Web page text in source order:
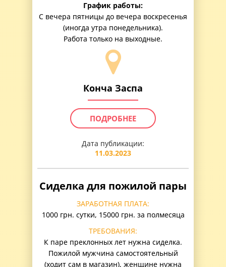
График работы:
С вечера пятницы до вечера воскресенья
(иногда утра понедельника).
Работа только на выходные.
Конча Заспа
ПОДРОБНЕЕ
Дата публикации:
11.03.2023
Сиделка для пожилой пары
ЗАРАБОТНАЯ ПЛАТА:
1000 грн. сутки, 15000 грн. за полмесяца
ТРЕБОВАНИЯ:
К паре преклонных лет нужна сиделка.
Пожилой мужчина самостоятельный
(ходит сам в магазин), женщине нужна